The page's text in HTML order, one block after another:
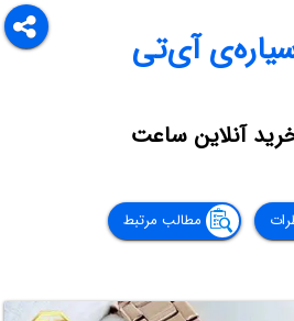
آی‌تی
آنلاین ساعت
مطالب مرتبط